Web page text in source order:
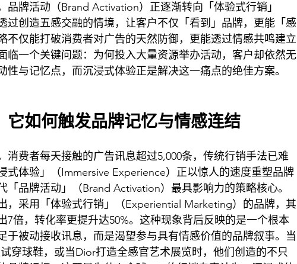
品牌活动（Brand Activation）正逐渐转向「体验式行销」
过创造五感交融的情境，让客户不仅「看到」品牌，更能「感
不仅能打破消费者对广告的天然防御，更能透过情感共鸣建立
临一个关键问题：为何投入大量资源举办活动，客户却依然无
性与记忆点，而沉浸式体验正是解决这一痛点的绝佳方案。
它如何触发品牌记忆与情感连结
消费者每天接触的广告讯息超过5,000条，传统行销手法已难
式体验」（Immersive Experience）正以惊人的速度重塑品牌
「品牌活动」（Brand Activation）最具影响力的策略核心。
，采用「体验式行销」（Experiential Marketing）的品牌，其
7倍，转化率更提升达50%。这种现象背后反映的是一个根本
于被动接收讯息，而是渴望参与具有情感价值的品牌叙事。当
穿球鞋，或当Dior打造全感官艺术展览时，他们创造的不只